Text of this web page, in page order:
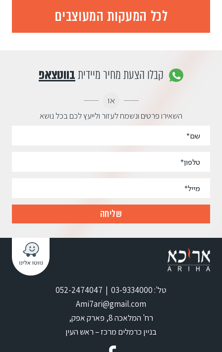
לכל המעקות המעוצבים
קבלו הצעת מחיר מיידיתבווטצאפ
או
השאירו פרטים ונשמח לעזור ולייעץ לכם בכל נושא
טל': 03-9334000 | 052-2474047
Ami7ari@gmail.com
רח' המלאכה 8, פארק אפק,
בניין כרמלים מרכז – ראש העין